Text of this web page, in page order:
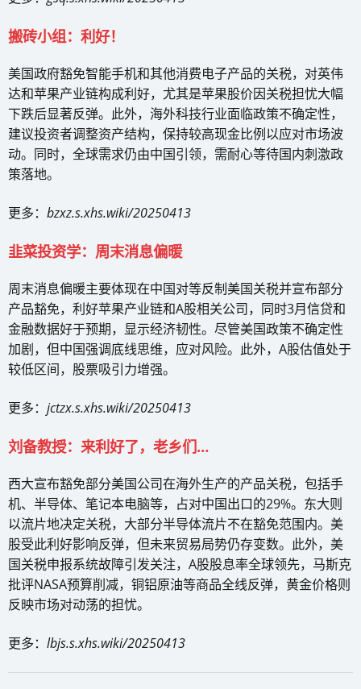
搬砖小组：利好！
美国政府豁免智能手机和其他消费电子产品的关税，对英伟
达和苹果产业链构成利好，尤其是苹果股价因关税担忧大幅
下跌后显著反弹。此外，海外科技行业面临政策不确定性，
建议投资者调整资产结构，保持较高现金比例以应对市场波
动。同时，全球需求仍由中国引领，需耐心等待国内刺激政
策落地。
更多： bzxz.s.xhs.wiki/20250413
韭菜投资学：周末消息偏暖
周末消息偏暖主要体现在中国对等反制美国关税并宣布部分
产品豁免，利好苹果产业链和A股相关公司，同时3月信贷和
金融数据好于预期，显示经济韧性。尽管美国政策不确定性
加剧，但中国强调底线思维，应对风险。此外，A股估值处于
较低区间，股票吸引力增强。
更多： jctzx.s.xhs.wiki/20250413
刘备教授：来利好了，老乡们…
西大宣布豁免部分美国公司在海外生产的产品关税，包括手
机、半导体、笔记本电脑等，占对中国出口的29%。东大则
以流片地决定关税，大部分半导体流片不在豁免范围内。美
股受此利好影响反弹，但未来贸易局势仍存变数。此外，美
国关税申报系统故障引发关注，A股股息率全球领先，马斯克
批评NASA预算削减，铜铝原油等商品全线反弹，黄金价格则
反映市场对动荡的担忧。
更多： lbjs.s.xhs.wiki/20250413